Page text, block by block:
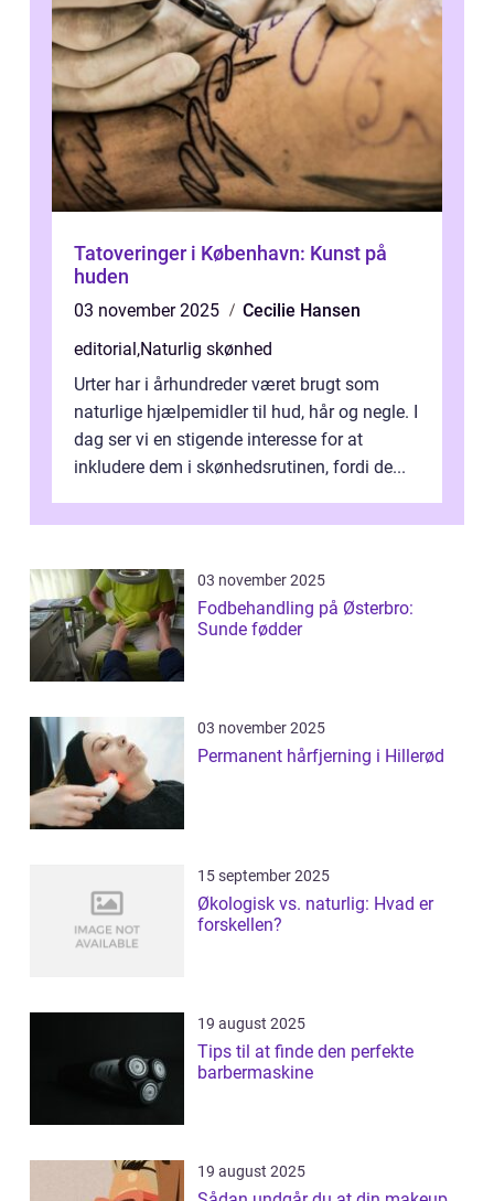
Tatoveringer i København: Kunst på
huden
03 november 2025
Cecilie Hansen
editorial,Naturlig skønhed
Urter har i århundreder været brugt som
naturlige hjælpemidler til hud, hår og negle. I
dag ser vi en stigende interesse for at
inkludere dem i skønhedsrutinen, fordi de...
03 november 2025
Fodbehandling på Østerbro:
Sunde fødder
03 november 2025
Permanent hårfjerning i Hillerød
15 september 2025
Økologisk vs. naturlig: Hvad er
forskellen?
19 august 2025
Tips til at finde den perfekte
barbermaskine
19 august 2025